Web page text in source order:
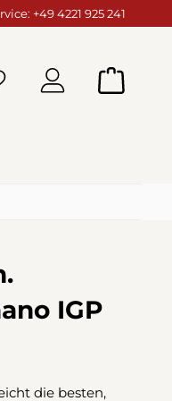
+49 4221 925 241
IGP
die besten,